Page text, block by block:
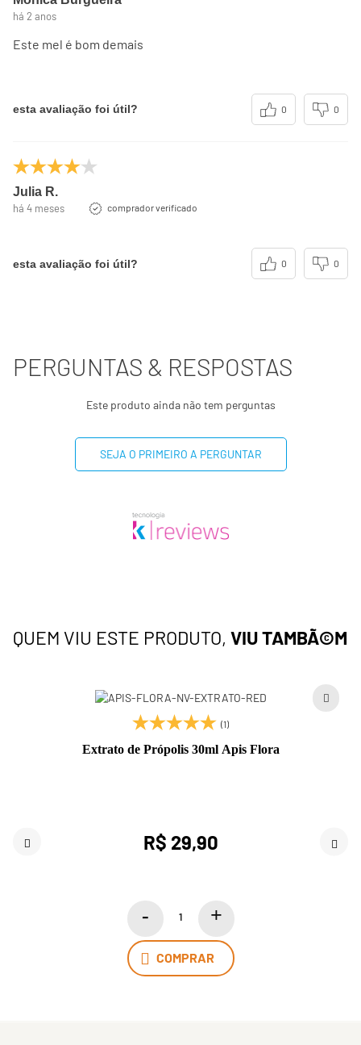
há 2 anos
Este mel é bom demais
esta avaliação foi útil? 0 0
Julia R.
há 4 meses comprador verificado
esta avaliação foi útil? 0 0
PERGUNTAS & RESPOSTAS
Este produto ainda não tem perguntas
SEJA O PRIMEIRO A PERGUNTAR
QUEM VIU ESTE PRODUTO, VIU TAMBÃ©M
(1)
Extrato de Própolis 30ml Apis Flora
R$ 29,90
COMPRAR